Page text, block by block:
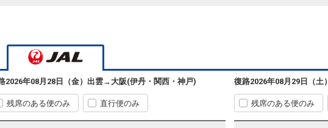
2026年08月28日（金） 出雲→大阪(伊丹・関西・神戸)
残席のある便のみ 直行便のみ
復路2026年08月29日（土）
残席のある便のみ